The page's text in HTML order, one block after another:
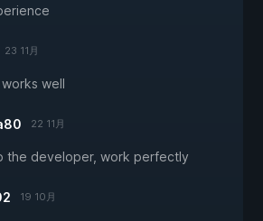
23 11月
well
22 11月
the developer, work perfectly
19 10月